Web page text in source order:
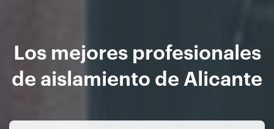
Los mejores profesionales
de aislamiento de Alicante